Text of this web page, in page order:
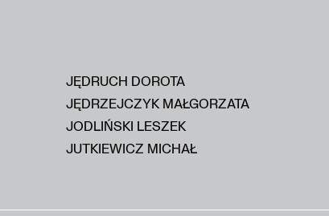
JĘDRUCH DOROTA
JĘDRZEJCZYK MAŁGORZATA
JODLIŃSKI LESZEK
JUTKIEWICZ MICHAŁ